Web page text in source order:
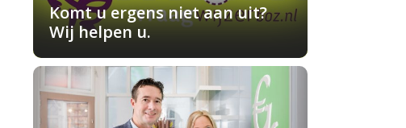
Komt u ergens niet aan uit?
Wij helpen u.